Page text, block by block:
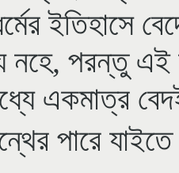
ইতিহাসে
নহে, পরন্তু এই
একমাত্র
পারে